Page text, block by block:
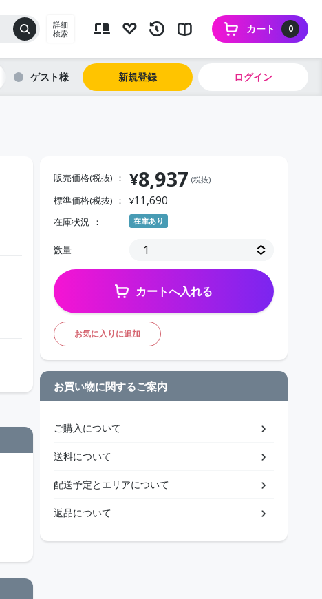
詳細
検索
0
カート
ゲスト 新規登録 ログイン
販売価格(税抜) ¥8,937 (税抜)
標準価格(税抜) ¥11,690
在庫状況 在庫あり
数量
カートへ入れる
お気に入りに追加
お買い物に関するご案内
ご購入について
送料について
配送予定とエリアについて
返品について